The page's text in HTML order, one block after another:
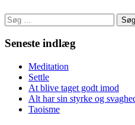
Søg
efter:
Seneste indlæg
Meditation
Settle
At blive taget godt imod
Alt har sin styrke og
Taoisme